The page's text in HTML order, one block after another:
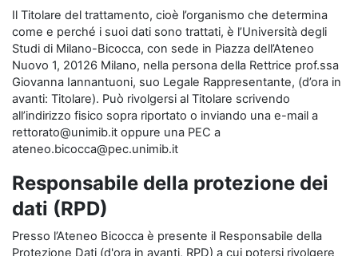
Il Titolare del trattamento, cioè l’organismo che determina
come e perché i suoi dati sono trattati, è l’Università degli
Studi di Milano-Bicocca, con sede in Piazza dell’Ateneo
Nuovo 1, 20126 Milano, nella persona della Rettrice prof.ssa
Giovanna Iannantuoni, suo Legale Rappresentante, (d’ora in
avanti: Titolare). Può rivolgersi al Titolare scrivendo
all’indirizzo fisico sopra riportato o inviando una e-mail a
rettorato@unimib.it oppure una PEC a
ateneo.bicocca@pec.unimib.it
Responsabile della protezione dei
dati (RPD)
Presso l’Ateneo Bicocca è presente il Responsabile della
Protezione Dati (d'ora in avanti, RPD) a cui potersi rivolgere